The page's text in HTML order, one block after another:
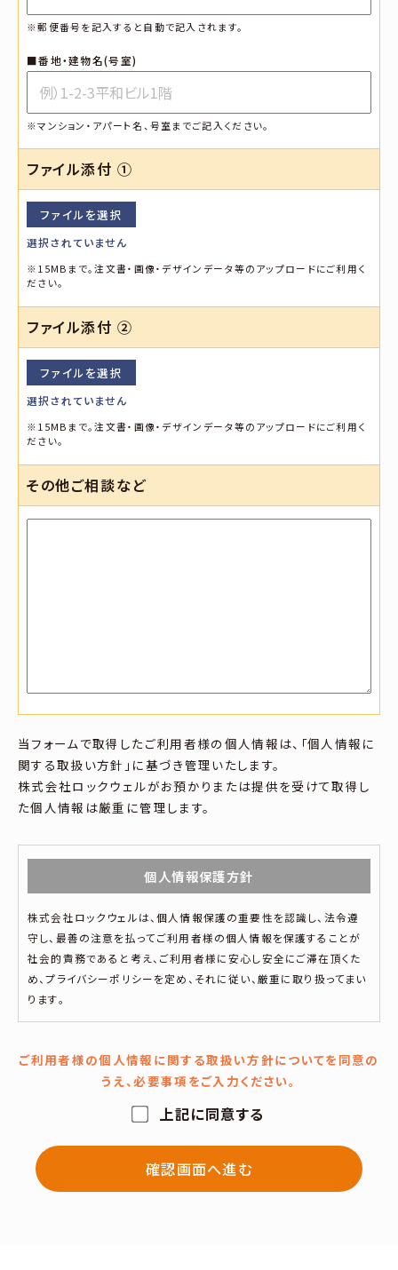
※郵便番号を記入すると自動で記入されます。
■番地・建物名(号室)
※マンション・アパート名、号室までご記入ください。
ファイル添付 ①
ファイルを選択
選択されていません
※15MBまで。注文書・画像・デザインデータ等のアップロードにご利用く
ださい。
ファイル添付 ➁
ファイルを選択
選択されていません
※15MBまで。注文書・画像・デザインデータ等のアップロードにご利用く
ださい。
その他ご相談など
当フォームで取得したご利用者様の個人情報は、「個人情報に
関する取扱い方針」に基づき管理いたします。
株式会社ロックウェルがお預かりまたは提供を受けて取得し
た個人情報は厳重に管理します。
個人情報保護方針
株式会社ロックウェルは、個人情報保護の重要性を認識し、法令遵
守し、最善の注意を払ってご利用者様の個人情報を保護することが
社会的責務であると考え、ご利用者様に安心し安全にご滞在頂くた
め、プライバシーポリシーを定め、それに従い、厳重に取り扱ってまい
ります。
個人情報の取り扱いについて
■個人情報の定義■
番号、電子メールアドレス、職業等、特定の個人を識別し得る情報を
指します。
ご利用者様の個人情報に関する取扱い方針についてを同意の
うえ、必要事項をご入力ください。
上記に同意する